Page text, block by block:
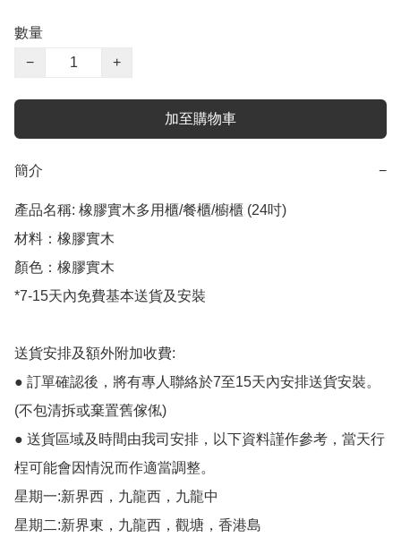
數量
−
+
加至購物車
簡介 −
產品名稱: 橡膠實木多用櫃/餐櫃/櫥櫃 (24吋)
材料：橡膠實木
顏色：橡膠實木
*7-15天內免費基本送貨及安裝
送貨安排及額外附加收費:
● 訂單確認後，將有專人聯絡於7至15天內安排送貨安裝。
(不包清拆或棄置舊傢俬)
● 送貨區域及時間由我司安排，以下資料謹作參考，當天行
桯可能會因情況而作適當調整。
星期一:新界西，九龍西，九龍中
星期二:新界東，九龍西，觀塘，香港島